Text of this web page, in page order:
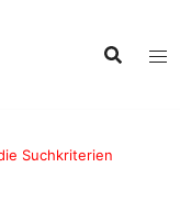
Suchkriterien